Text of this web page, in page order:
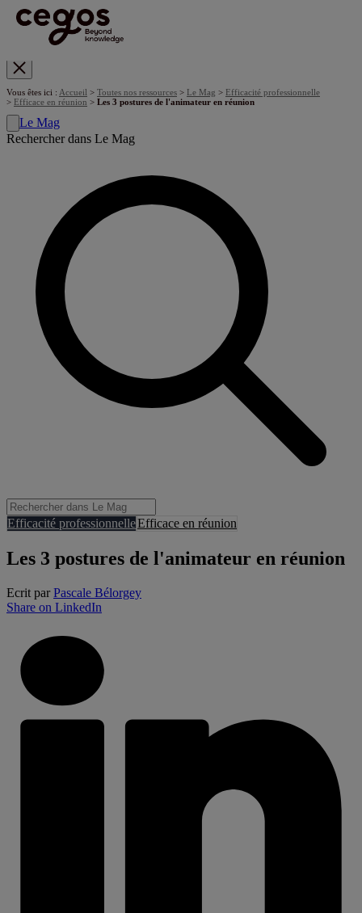
Vous êtes ici : Accueil > Toutes nos ressources > Le Mag > Efficacité professionnelle
> Efficace en réunion > Les 3 postures de l'animateur en réunion
Le Mag
Rechercher dans Le Mag
Efficacité professionnelleEfficace en réunion
Les 3 postures de l'animateur en réunion
Ecrit parPascale Bélorgey
Share on LinkedIn